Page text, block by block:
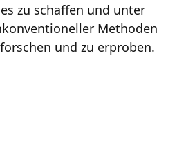
zu schaffen und unter
Methoden
und zu erproben.